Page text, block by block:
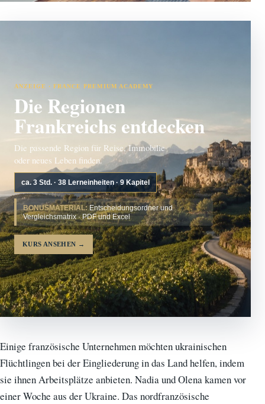
ANZEIGE · FRANCE PREMIUM ACADEMY
Die Regionen
Frankreichs entdecken
Die passende Region für Reise, Immobilie
oder neues Leben finden.
ca. 3 Std. · 38 Lerneinheiten · 9 Kapitel
BONUSMATERIAL: Entscheidungsordner und
Vergleichsmatrix · PDF und Excel
KURS ANSEHEN →
Einige französische Unternehmen möchten ukrainischen
Flüchtlingen bei der Eingliederung in das Land helfen, indem
sie ihnen Arbeitsplätze anbieten. Nadia und Olena kamen vor
einer Woche aus der Ukraine. Das nordfranzösische